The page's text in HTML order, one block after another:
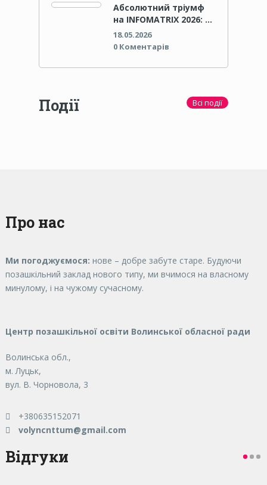
Абсолютний тріумф
на INFOMATRIX 2026: …
18.05.2026
0 Коментарів
Події Всі події
Про нас
Ми погоджуємося: нове – добре забуте старе. Будуючи
позашкільний заклад нового типу, ми вчимося на власному
минулому, і на чужому сучасному.
Центр позашкільної освіти Волинської обласної ради
Волинська обл.,
м. Луцьк,
вул. В. Чорновола, 3
+380635152071
volyncnttum@gmail.com
Відгуки